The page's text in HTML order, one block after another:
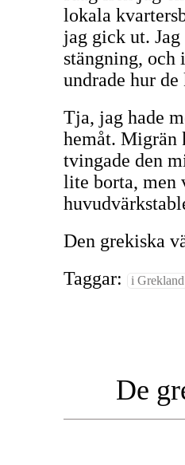
lokala
jag gick ut.
stängning, och
undrade hur
Tja, jag hade
hemåt. Migrän
tvingade den
lite borta, men
Den grekiska
Taggar:
i Grekland
De